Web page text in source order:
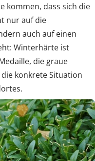
kommen, dass sich die
nur auf die
auch auf einen
Winterhärte ist
die graue
konkrete Situation